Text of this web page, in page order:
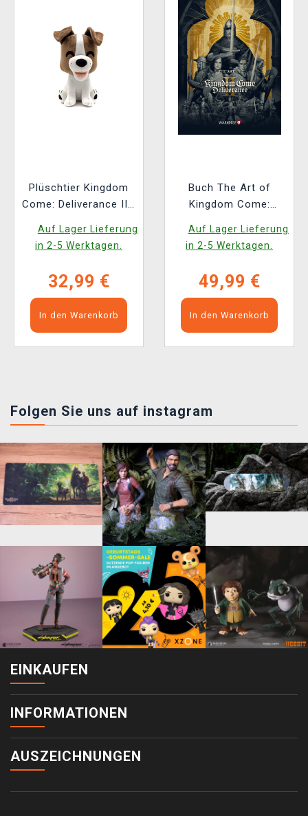
Plüschtier Kingdom
Come: Deliverance II -
Auf Lager Lieferung
in 2-5 Werktagen.
32,99 €
In den Warenkorb
Buch The Art of
Kingdom Come:
Auf Lager Lieferung
in 2-5 Werktagen.
49,99 €
In den Warenkorb
Folgen Sie uns auf instagram
EINKAUFEN
INFORMATIONEN
AUSZEICHNUNGEN